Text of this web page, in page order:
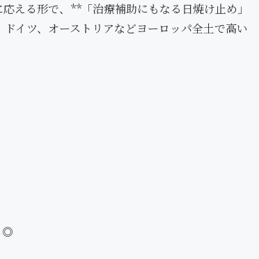
える形で、**「治療補助にもなる日焼け止め」
イツ、オーストリアなどヨーロッパ全土で高い
◎